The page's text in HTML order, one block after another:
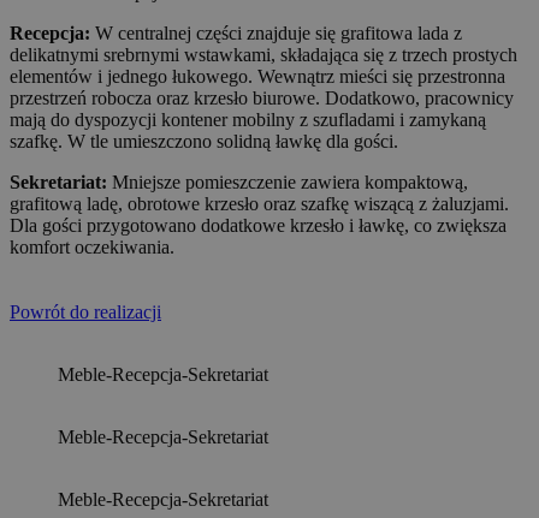
Recepcja: W centralnej części znajduje się grafitowa lada z
delikatnymi srebrnymi wstawkami, składająca się z trzech prostych
elementów i jednego łukowego. Wewnątrz mieści się przestronna
przestrzeń robocza oraz krzesło biurowe. Dodatkowo, pracownicy
mają do dyspozycji kontener mobilny z szufladami i zamykaną
szafkę. W tle umieszczono solidną ławkę dla gości.
Sekretariat: Mniejsze pomieszczenie zawiera kompaktową,
grafitową ladę, obrotowe krzesło oraz szafkę wiszącą z żaluzjami.
Dla gości przygotowano dodatkowe krzesło i ławkę, co zwiększa
komfort oczekiwania.
Powrót do realizacji
Meble-Recepcja-Sekretariat
Meble-Recepcja-Sekretariat
Meble-Recepcja-Sekretariat